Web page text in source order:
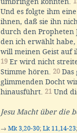
Und es folgte ihm
ihnen, daß sie ihn
durch den Propheten
den ich erwählt
will meinen Geist auf
19 Er wird nicht
Stimme hören. 20
glimmenden Docht
hinausführt. 21 Und
Jesu Macht über die
→ Mk 3,20-30; Lk 11,14-23;